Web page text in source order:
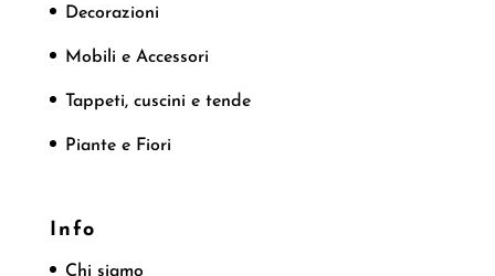
Decorazioni
Mobili e Accessori
Tappeti, cuscini e tende
Piante e Fiori
Info
Chi siamo